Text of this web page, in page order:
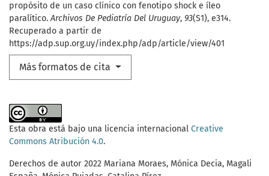
propósito de un caso clínico con fenotipo shock e íleo
paralítico.Archivos De Pediatría Del Uruguay, 93(S1), e314.
Recuperado a partir de
https://adp.sup.org.uy/index.php/adp/article/view/401
Más formatos de cita
Esta obra está bajo una licencia internacional Creative
Commons Atribución 4.0.
Derechos de autor 2022 Mariana Moraes, Mónica Decia, Magali